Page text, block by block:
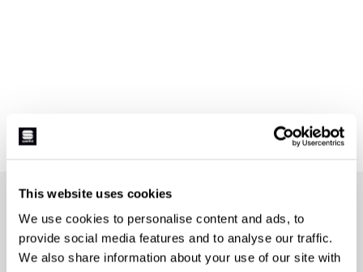
This website uses cookies
We use cookies to personalise content and ads, to
provide social media features and to analyse our traffic.
We also share information about your use of our site with
UNISCITI ALLA SPORTFUL FAMILY
+ Ricevi il 15% sul tuo prossimo ordine
+ Resta aggiornato sulle novità.
+ 20% di sconto per il tuo compleanno.